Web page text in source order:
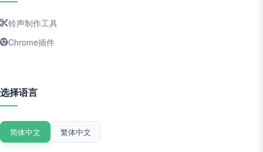
铃声制作工具
Chrome插件
选择语言
简体中文 繁体中文